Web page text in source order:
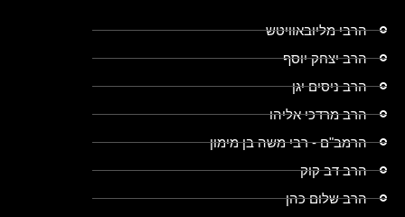
הרבי מליובאוויטש
הרב יצחק יוסף
הרב ניסים יגן
הרב מרדכי אליהו
הרמב"ם - רבי משה בן מימון
הרב דב קוק
הרב שלום כהן